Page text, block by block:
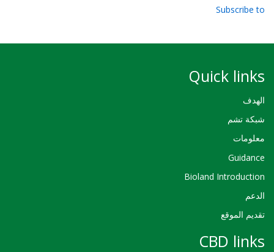
Subscribe to
Quick links
الهدف
شبكة تشم
معلومات
Guidance
Bioland Introduction
الدعم
تقديم الموقع
CBD links